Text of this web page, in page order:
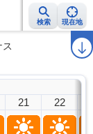
検索 現在地
ラ
ス
21 22